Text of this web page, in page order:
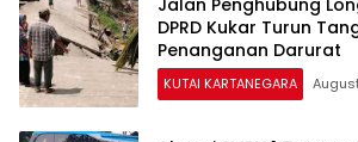
Jalan Penghubung
DPRD Kukar Turun
Penanganan Darurat
KUTAI KARTANEGARA